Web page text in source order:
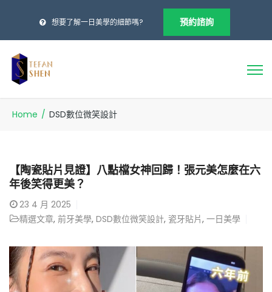
想要了解一日美學的細節嗎? 預約諮詢
Home / DSD數位微笑設計
【陶瓷貼片見證】八點檔女神回歸！張元美怎麼在六
年後笑得更美？
23 4 月 2025
精選文章, 前牙美學, DSD數位微笑設計, 瓷牙貼片, 一日美學